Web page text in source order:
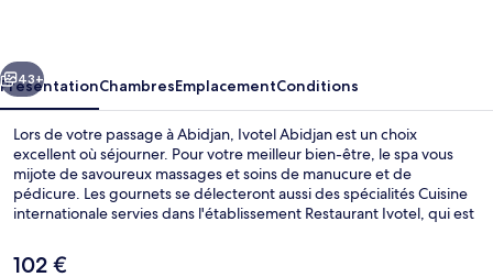
Suivant
43+
PrésentationChambresEmplacementConditions
Lors de votre passage à Abidjan, Ivotel Abidjan est un choix
excellent où séjourner. Pour votre meilleur bien-être, le spa vous
mijote de savoureux massages et soins de manucure et de
pédicure. Les gournets se délecteront aussi des spécialités Cuisine
internationale servies dans l'établissement Restaurant Ivotel, qui est
les autres petits avantages de cet hébergement figurent une
navette vers et depuis l'aéroport, un bar / salon et une salle de
Le
102 €